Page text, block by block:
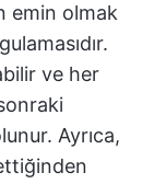
emin olmak
ve her
Ayrıca,